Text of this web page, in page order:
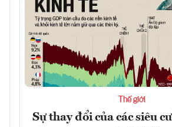
Thế giới
Sự thay đổi của các siêu